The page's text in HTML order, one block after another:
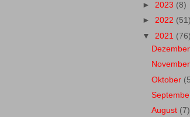
► 2023 (8)
► 2022 (51)
▼ 2021 (76)
Dezember
November
Oktober
August (7)